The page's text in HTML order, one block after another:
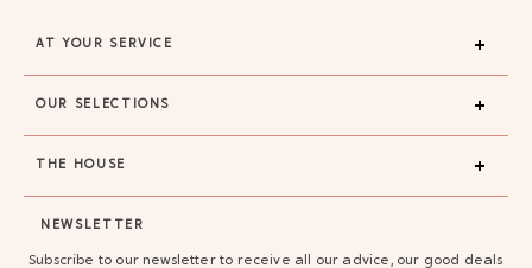
AT YOUR SERVICE
OUR SELECTIONS
THE HOUSE
NEWSLETTER
Subscribe to our newsletter to receive all our advice, our good deals